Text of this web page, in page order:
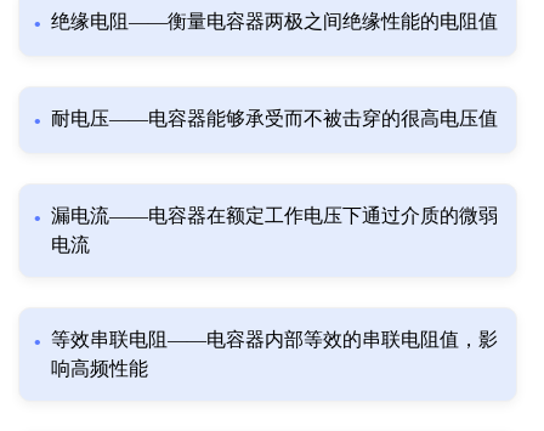
绝缘电阻——衡量电容器两极之间绝缘性能的电阻值
耐电压——电容器能够承受而不被击穿的很高电压值
漏电流——电容器在额定工作电压下通过介质的微弱
电流
等效串联电阻——电容器内部等效的串联电阻值，影
响高频性能